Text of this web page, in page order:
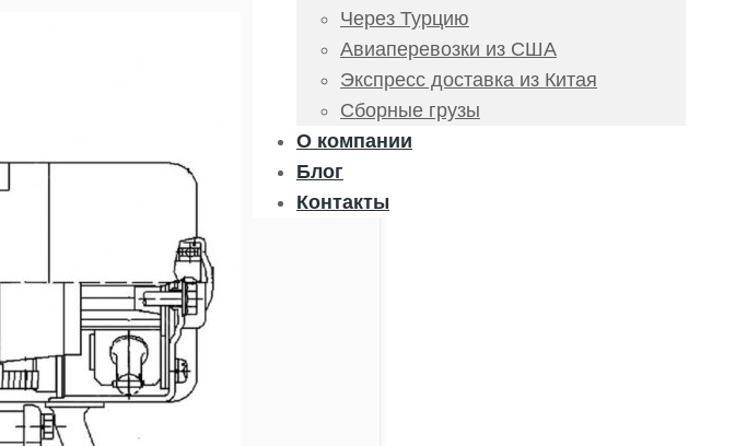
Через Турцию
Авиаперевозки из США
Экспресс доставка из Китая
Сборные грузы
О компании
Блог
Контакты